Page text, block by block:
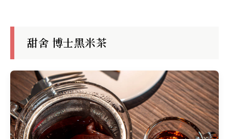
甜舍 博士黑米茶